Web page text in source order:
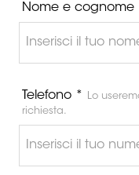
Nome e cognome
Telefono *
Lo
richiesta.